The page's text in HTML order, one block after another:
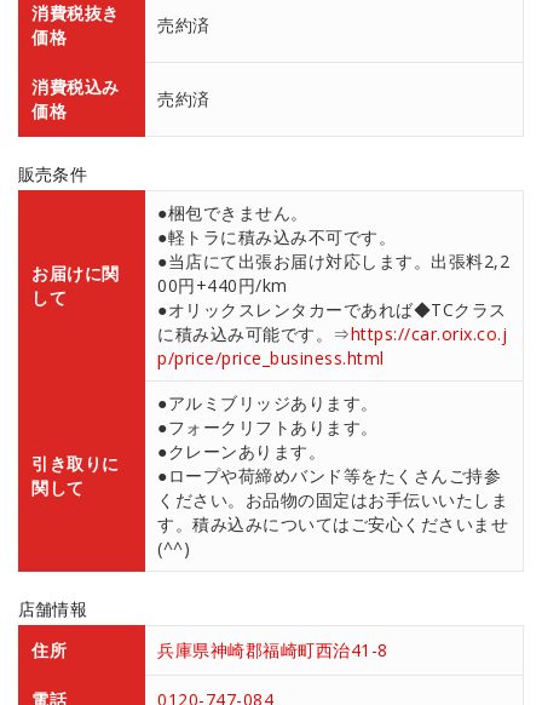
消費税抜き
価格
売約済
消費税込み
価格
売約済
販売条件
お届けに関
して
●梱包できません。
●軽トラに積み込み不可です。
●当店にて出張お届け対応します。出張料2,2
00円+440円/km
●オリックスレンタカーであれば◆TCクラス
に積み込み可能です。⇒https://car.orix.co.j
p/price/price_business.html
引き取りに
関して
●アルミブリッジあります。
●フォークリフトあります。
●クレーンあります。
●ロープや荷締めバンド等をたくさんご持参
ください。お品物の固定はお手伝いいたしま
す。積み込みについてはご安心くださいませ
(^^)
店舗情報
住所
兵庫県神崎郡福崎町西治41-8
電話 0120-747-084